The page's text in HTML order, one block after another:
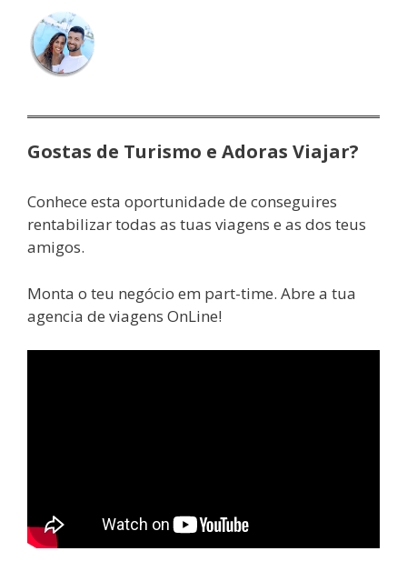
Gostas de Turismo e Adoras Viajar?
Conhece esta oportunidade de conseguires
rentabilizar todas as tuas viagens e as dos teus
amigos.
Monta o teu negócio em part-time. Abre a tua
agencia de viagens OnLine!